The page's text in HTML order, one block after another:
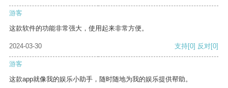
游客
这款软件的功能非常强大，使用起来非常方便。
2024-03-30 支持[0] 反对[0]
游客
这款app就像我的娱乐小助手，随时随地为我的娱乐提供帮助。